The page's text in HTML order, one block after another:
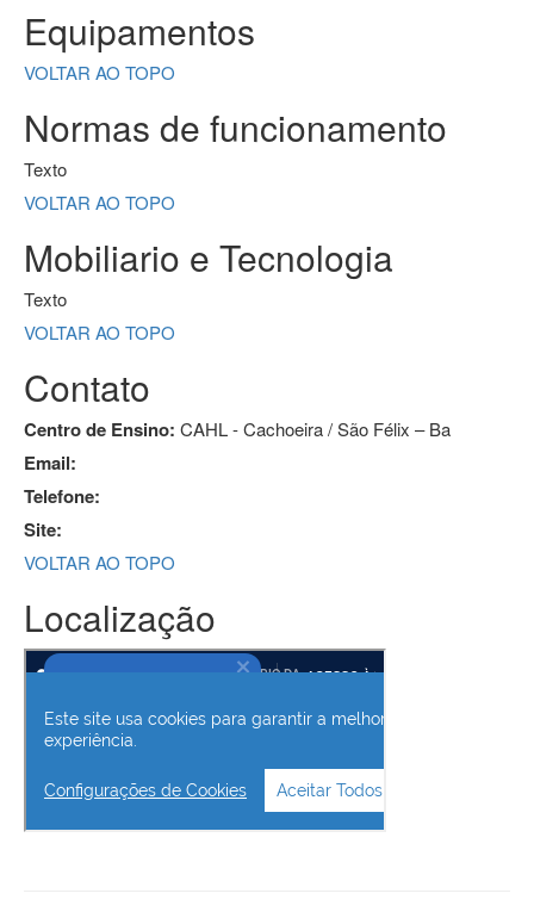
Equipamentos
VOLTAR AO TOPO
Normas de funcionamento
Texto
VOLTAR AO TOPO
Mobiliario e Tecnologia
Texto
VOLTAR AO TOPO
Contato
Centro de Ensino: CAHL - Cachoeira / São Félix – Ba
Email:
Telefone:
Site:
VOLTAR AO TOPO
Localização